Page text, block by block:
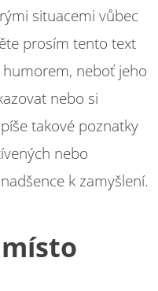
situacemi vůbec
prosím tento text
neboť jeho
nebo si
takové poznatky
nebo
k zamyšlení.
místo